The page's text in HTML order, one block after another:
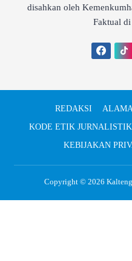
disahkan oleh
Faktual
REDAKSI
KODE ETIK JURNALISTIK
KEBIJAKAN
Copyright © 2026